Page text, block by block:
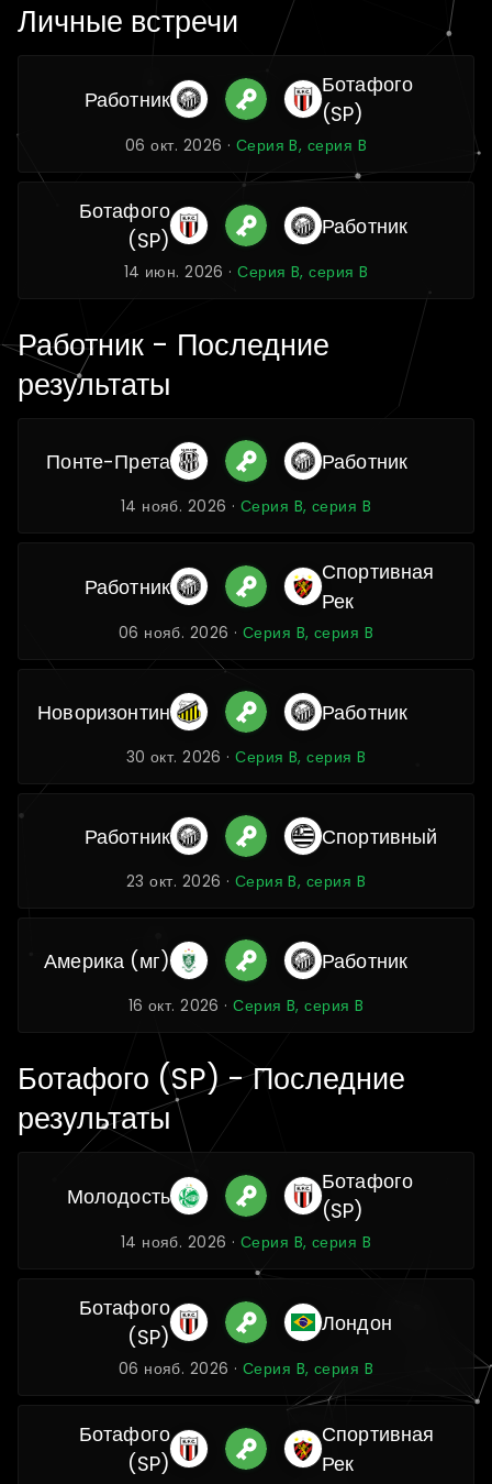
Личные встречи
Работник
Ботафого
(SP)
06 окт. 2026 · Серия B, серия B
Ботафого
(SP)
Работник
14 июн. 2026 ·Серия B, серия B
Работник - Последние
результаты
Понте-Прета Работник
14 нояб. 2026 · Серия B, серия B
Работник
Спортивная
Рек
06 нояб. 2026 · Серия B, серия B
Новоризонтин Работник
30 окт. 2026 ·Серия B, серия B
Работник Спортивный
23 окт. 2026 · Серия B, серия B
Америка (мг) Работник
16 окт. 2026 ·Серия B, серия B
Ботафого (SP) - Последние
результаты
Молодость
Ботафого
(SP)
14 нояб. 2026 · Серия B, серия B
Ботафого
(SP)
Лондон
06 нояб. 2026 · Серия B, серия B
Ботафого
(SP)
Спортивная
Рек